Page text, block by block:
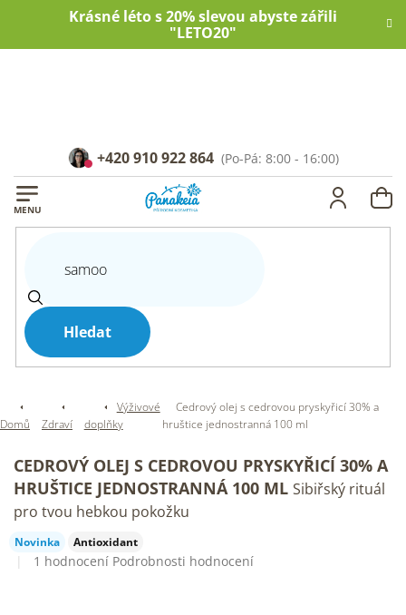
Krásné léto s 20% slevou abyste zářili
"LETO20"
Hledat
+420 910 922 864
Domů Zdraví
Výživové
doplňky
Cedrový olej s cedrovou pryskyřicí 30% a
hruštice jednostranná 100 ml
CEDROVÝ OLEJ S CEDROVOU PRYSKYŘICÍ 30% A
HRUŠTICE JEDNOSTRANNÁ 100 ML Sibiřský rituál
pro tvou hebkou pokožku
Novinka Antioxidant
Průměrné
1 hodnocení Podrobnosti hodnocení